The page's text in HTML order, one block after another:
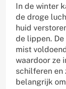
In de winter
de droge
huid
de lippen.
mist
waardoor ze
schilferen en
belangrijk